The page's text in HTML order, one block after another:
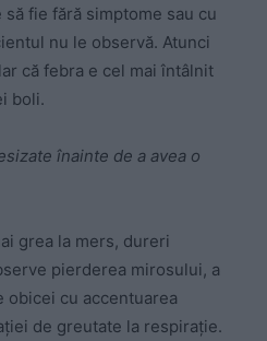
fie fără simptome sau cu
nu le observă. Atunci
că febra e cel mai întâlnit
boli.
înainte de a avea o
grea la mers, dureri
pierderea mirosului, a
obicei cu accentuarea
de greutate la respirație.